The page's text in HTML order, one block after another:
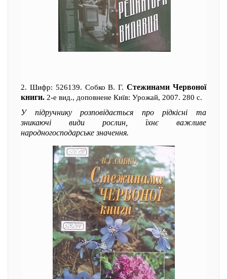
2. Шифр: 526139. Собко В. Г.Стежинами Червоної
книги. 2-е вид., доповнене Київ: Урожай, 2007. 280 с.
У підручнику розповідається про рідкісні та
зникаючі види рослин, їхнє важливе
народногосподарське значення.